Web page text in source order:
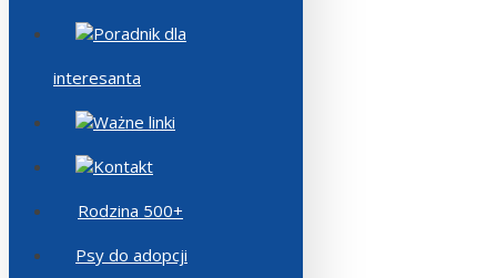
Poradnik dla
interesanta
Ważne linki
Kontakt
Rodzina 500+
Psy do adopcji